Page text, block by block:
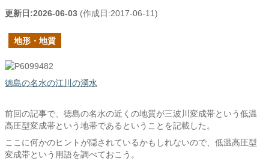
更新日:2026-06-03 (作成日:2017-06-11)
地形・地質
徳島の名水の江川の湧水
前回の記事で、徳島の名水の近くの地質が三波川変成帯という低温
高圧型変成帯という地帯であるということを記載した。
ここに何かのヒントが隠されているかもしれないので、低温高圧型
変成帯という用語を調べておこう。